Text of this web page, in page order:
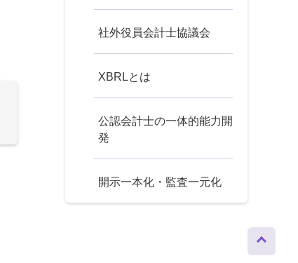
社外役員会計士協議会
XBRLとは
公認会計士の一体的能力開
発
開示一本化・監査一元化
ップへ